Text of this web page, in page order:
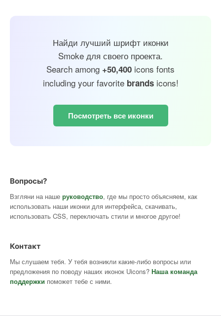
Найди лучший шрифт иконки
Smoke для своего проекта.
Search among +50,400 icons fonts
including your favorite brandsicons!
Посмотреть все иконки
Вопросы?
Взгляни на наше руководство, где мы просто объясняем, как
использовать наши иконки для интерфейса, скачивать,
использовать CSS, переключать стили и многое другое!
Контакт
Мы слушаем тебя. У тебя возникли какие-либо вопросы или
предложения по поводу наших иконок Uicons? Наша команда
поддержки поможет тебе с ними.